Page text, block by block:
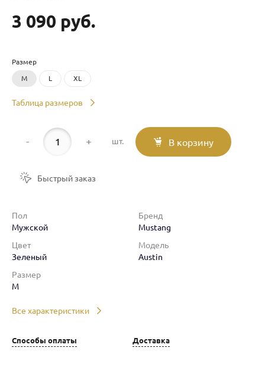
3 090 руб.
Размер
M L XL
Таблица размеров
- + шт. В корзину
Быстрый заказ
Пол
Мужской
Бренд
Mustang
Цвет
Зеленый
Модель
Austin
Размер
M
Все характеристики
Способы оплаты Доставка